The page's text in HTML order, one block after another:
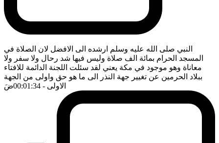
النبي صلى الله عليه وسلم ارشده الى الافضل لان الصلاة في
المسجد الحرام بمائة الف صلاة وليس فيها شد رحال ولا سفر ولا
معاناة وهو موجود في مكة يعني لقد سئلت اللجنة الدائمة للافتاء
ببلاد الحرمين عن تغيير جهة النذر الى ما هو حق واولى من الجهة
الاولى - 00:01:34 ضَ